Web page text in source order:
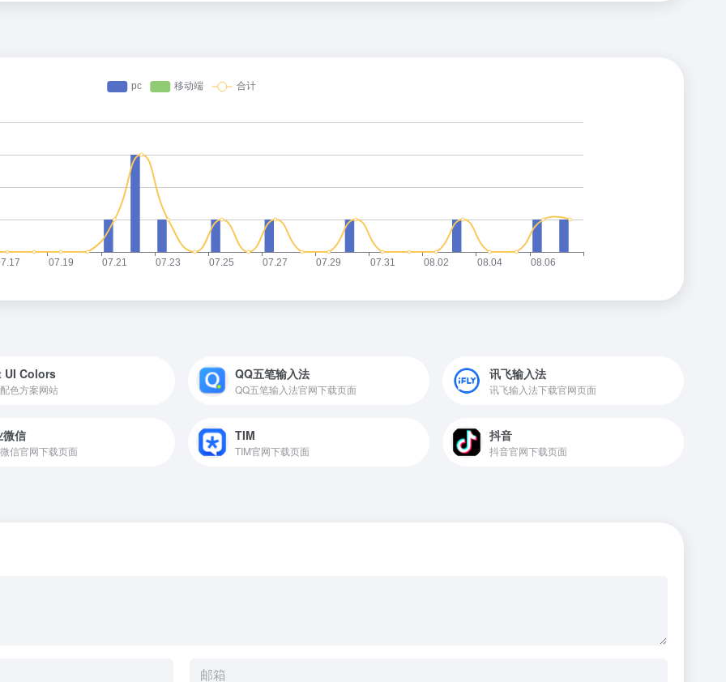
UI Colors
色方案网站
QQ五笔输入法
QQ五笔输入法官网下载页面
讯飞输入法
讯飞输入法下载官网页面
微信
信官网下载页面
TIM
TIM官网下载页面
抖音
抖音官网下载页面